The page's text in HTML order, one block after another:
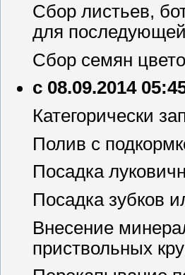
Сбор листьев,
для
Сбор семян
с 08.09.2014
Категорически
Полив с
Посадка
Посадка зубков
Внесение
приствольных